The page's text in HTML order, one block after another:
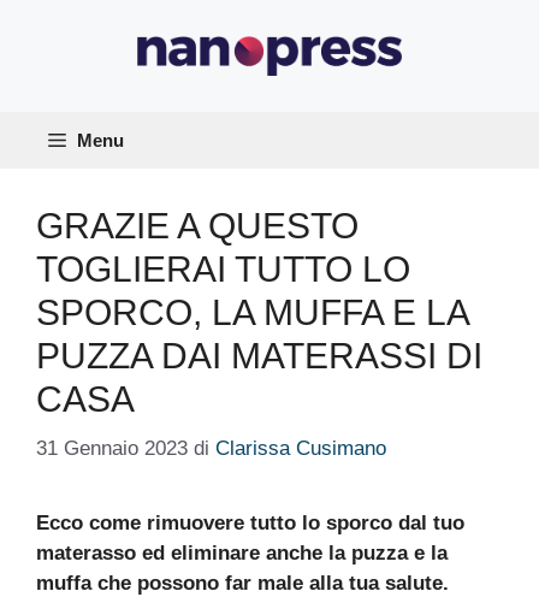
Menu
GRAZIE A QUESTO
TOGLIERAI TUTTO LO
SPORCO, LA MUFFA E LA
PUZZA DAI MATERASSI DI
CASA
31 Gennaio 2023 di Clarissa Cusimano
Ecco come rimuovere tutto lo sporco dal tuo
materasso ed eliminare anche la puzza e la
muffa che possono far male alla tua salute.